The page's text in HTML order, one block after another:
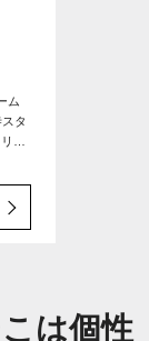
ム
タ
！
は個性